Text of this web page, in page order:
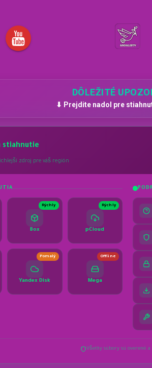
DÔLEŽITÉ
⬇ Prejdite nadol pre